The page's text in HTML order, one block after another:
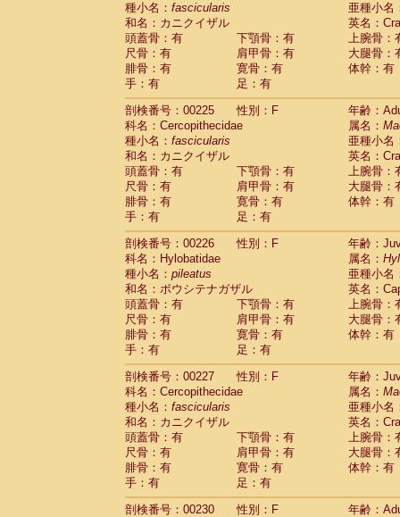
種小名： fascicularis
亜種小名
和名：カニクイザル
英名：
頭蓋骨：有
下顎骨：有
上腕骨：
尺骨：有
肩甲骨：有
大腿骨：
腓骨：有
寛骨：有
体幹：有
手：有
足：有
剖検番号：00225
性別：F
年齢：
科名：Cercopithecidae
属名：
種小名： fascicularis
亜種小名
和名：カニクイザル
英名：
頭蓋骨：有
下顎骨：有
上腕骨：
尺骨：有
肩甲骨：有
大腿骨：
腓骨：有
寛骨：有
体幹：有
手：有
足：有
剖検番号：00226
性別：F
年齢：
科名：Hylobatidae
属名：
種小名： pileatus
亜種小名
和名：ボウシテナガザル
英名：
頭蓋骨：有
下顎骨：有
上腕骨：
尺骨：有
肩甲骨：有
大腿骨：
腓骨：有
寛骨：有
体幹：有
手：有
足：有
剖検番号：00227
性別：F
年齢：
科名：Cercopithecidae
属名：
種小名： fascicularis
亜種小名
和名：カニクイザル
英名：
頭蓋骨：有
下顎骨：有
上腕骨：
尺骨：有
肩甲骨：有
大腿骨：
腓骨：有
寛骨：有
体幹：有
手：有
足：有
剖検番号：00230
性別：F
年齢：